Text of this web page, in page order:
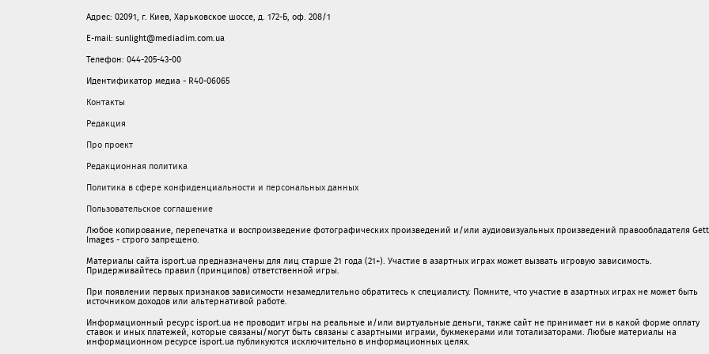
Адрес: 02091, г. Киев, Харьковское шоссе, д. 172-Б, оф. 208/1
E-mail: sunlight@mediadim.com.ua
Телефон: 044-205-43-00
Идентификатор медиа - R40-06065
Контакты
Редакция
Про проект
Редакционная политика
Политика в сфере конфиденциальности и персональных данных
Пользовательское соглашение
Любое копирование, перепечатка и воспроизведение фотографических произведений и/или аудиовизуальных произведений правообладателя
Images - строго запрещено.
Материалы сайта isport.ua предназначены для лиц старше 21 года (21+). Участие в азартных играх может вызвать игровую зависимость.
Придерживайтесь правил (принципов) ответственной игры.
При появлении первых признаков зависимости незамедлительно обратитесь к специалисту. Помните, что участие в азартных играх не может быть
источником доходов или альтернативой работе.
Информационный ресурс isport.ua не проводит игры на реальные и/или виртуальные деньги, также сайт не принимает ни в какой форме oплaту
ставок и иных платежей, которые связаны/могут быть связаны c азартными игрaми, букмекерами или тотализаторами. Любые материалы на
информационном ресурсе isport.ua публикуютcя исключительно в информационных целях.